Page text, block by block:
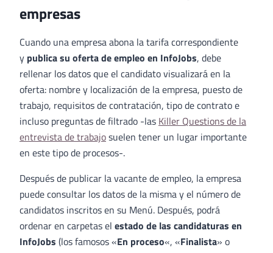
empresas
Cuando una empresa abona la tarifa correspondiente
y publica su oferta de empleo en InfoJobs, debe
rellenar los datos que el candidato visualizará en la
oferta: nombre y localización de la empresa, puesto de
trabajo, requisitos de contratación, tipo de contrato e
incluso preguntas de filtrado -las Killer Questions de la
entrevista de trabajosuelen tener un lugar importante
en este tipo de procesos-.
Después de publicar la vacante de empleo, la empresa
puede consultar los datos de la misma y el número de
candidatos inscritos en su Menú. Después, podrá
ordenar en carpetas el estado de las candidaturas en
InfoJobs (los famosos «En proceso«, «Finalista» o